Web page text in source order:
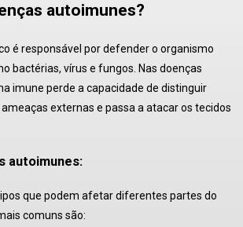
autoimunes?
é responsável por defender o organismo
bactérias, vírus e fungos. Nas doenças
imune perde a capacidade de distinguir
externas e passa a atacar os tecidos
autoimunes:
que podem afetar diferentes partes do
comuns são: